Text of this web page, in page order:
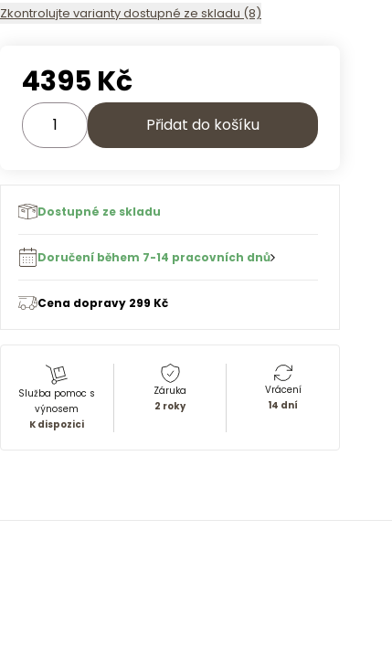
Zkontrolujte varianty dostupné ze skladu (8)
4395 Kč
Přidat do košíku
Dostupné ze skladu
Doručení během 7-14 pracovních dnů
Cena dopravy 299 Kč
Služba pomoc s
výnosem
K dispozici
Záruka
2 roky
Vrácení
14 dní